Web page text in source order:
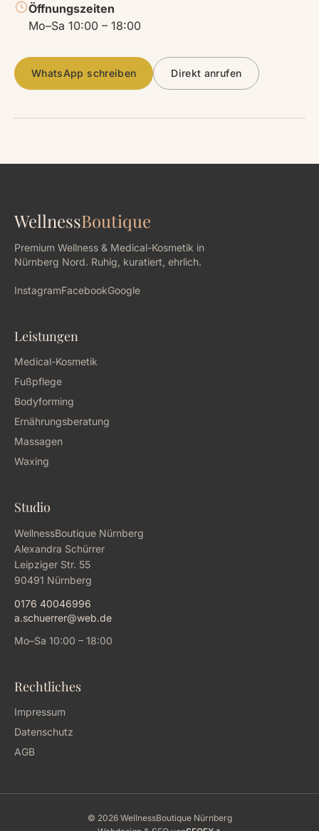
Öffnungszeiten
Mo–Sa 10:00 – 18:00
WhatsApp schreiben Direkt anrufen
Leipziger Str. 55
WellnessBoutique
Premium Wellness & Medical-Kosmetik in
Nürnberg Nord. Ruhig, kuratiert, ehrlich.
InstagramFacebookGoogle
Leistungen
Medical-Kosmetik
Fußpflege
Bodyforming
Ernährungsberatung
Massagen
Waxing
Studio
WellnessBoutique Nürnberg
Alexandra Schürrer
Leipziger Str. 55
90491 Nürnberg
0176 40046996
a.schuerrer@web.de
Mo–Sa 10:00 – 18:00
Rechtliches
Impressum
Datenschutz
AGB
© 2026 WellnessBoutique Nürnberg